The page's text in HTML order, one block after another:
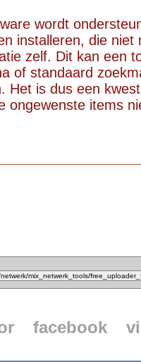
wordt
installeren, die niet
zelf. Dit kan een
of standaard
Het is dus een
ongewenste items
facebook